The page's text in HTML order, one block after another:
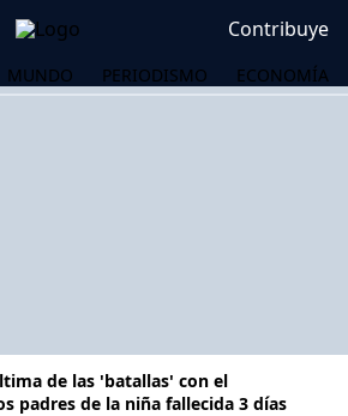
Contribuye
MUNDO PERIODISMO ECONOMÍA
de las 'batallas' con el
padres de la niña fallecida 3 días